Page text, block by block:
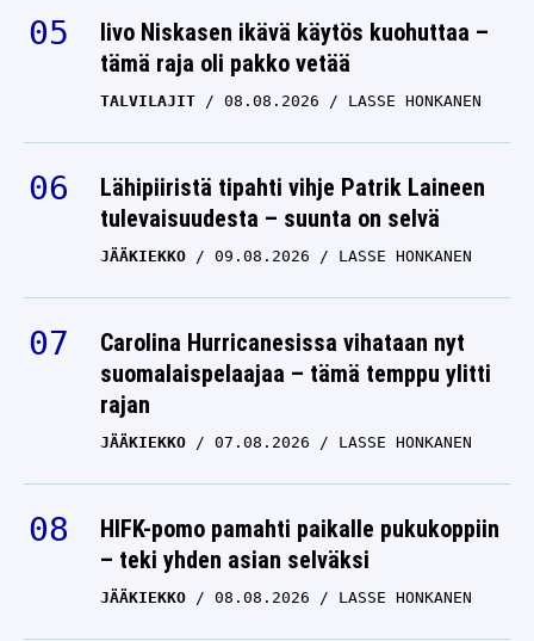
Iivo Niskasen ikävä käytös kuohuttaa –
tämä raja oli pakko vetää
TALVILAJIT 08.08.2026 LASSE HONKANEN
Lähipiiristä tipahti vihje Patrik Laineen
tulevaisuudesta – suunta on selvä
JÄÄKIEKKO 09.08.2026 LASSE HONKANEN
Carolina Hurricanesissa vihataan nyt
suomalaispelaajaa – tämä temppu ylitti
rajan
JÄÄKIEKKO 07.08.2026 LASSE HONKANEN
HIFK-pomo pamahti paikalle pukukoppiin
– teki yhden asian selväksi
JÄÄKIEKKO 08.08.2026 LASSE HONKANEN